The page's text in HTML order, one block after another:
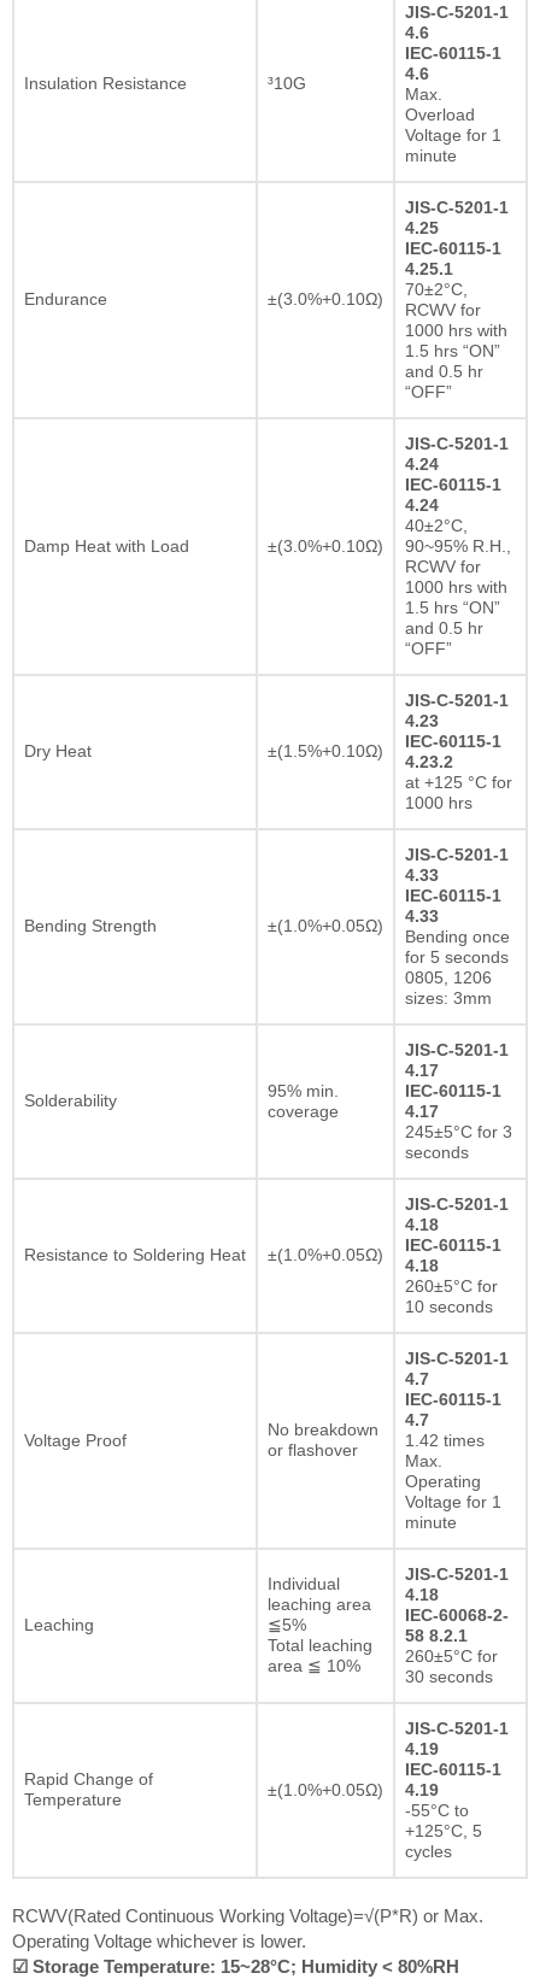
Insulation Resistance ³10G
JIS-C-5201-1
4.6
IEC-60115-1
4.6
Max.
Overload
Voltage for 1
minute
Endurance ±(3.0%+0.10Ω)
JIS-C-5201-1
4.25
IEC-60115-1
4.25.1
70±2°C,
RCWV for
1000 hrs with
1.5 hrs “ON”
and 0.5 hr
“OFF”
Damp Heat with Load ±(3.0%+0.10Ω)
JIS-C-5201-1
4.24
IEC-60115-1
4.24
40±2°C,
90~95% R.H.,
RCWV for
1000 hrs with
1.5 hrs “ON”
and 0.5 hr
“OFF”
Dry Heat ±(1.5%+0.10Ω)
JIS-C-5201-1
4.23
IEC-60115-1
4.23.2
at +125 °C for
1000 hrs
Bending Strength ±(1.0%+0.05Ω)
JIS-C-5201-1
4.33
IEC-60115-1
4.33
Bending once
for 5 seconds
0805, 1206
sizes: 3mm
Solderability
95% min.
coverage
JIS-C-5201-1
4.17
IEC-60115-1
4.17
245±5°C for 3
seconds
Resistance to Soldering Heat ±(1.0%+0.05Ω)
JIS-C-5201-1
4.18
IEC-60115-1
4.18
260±5°C for
10 seconds
Voltage Proof
No breakdown
or flashover
JIS-C-5201-1
4.7
IEC-60115-1
4.7
1.42 times
Max.
Operating
Voltage for 1
minute
Leaching
Individual
leaching area
≦5%
Total leaching
area ≦ 10%
JIS-C-5201-1
4.18
IEC-60068-2-
58 8.2.1
260±5°C for
30 seconds
Rapid Change of
Temperature
±(1.0%+0.05Ω)
JIS-C-5201-1
4.19
IEC-60115-1
4.19
-55°C to
+125°C, 5
cycles
RCWV(Rated Continuous Working Voltage)=√(P*R) or Max.
Operating Voltage whichever is lower.
☑ Storage Temperature: 15~28°C; Humidity < 80%RH